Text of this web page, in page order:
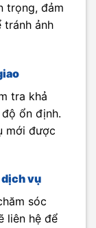
trọng, đảm
tránh ảnh
tra khả
ổn định.
mới được
dịch vụ
sóc
liên hệ để